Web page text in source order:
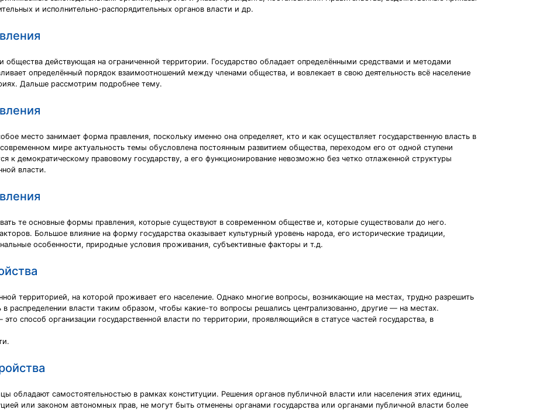
и исполнительно-распорядительных органов власти и др.
общества действующая на ограниченной территории. Государство обладает определёнными средствами и методами
определённый порядок взаимоотношений между членами общества, и вовлекает в свою деятельность всё население
Дальше рассмотрим подробнее тему.
место занимает форма правления, поскольку именно она определяет, кто и как осуществляет государственную власть в
мире актуальность темы обусловлена постоянным развитием общества, переходом его от одной ступени
к демократическому правовому государству, а его функционирование невозможно без четко отлаженной структуры
власти.
те основные формы правления, которые существуют в современном обществе и, которые существовали до него.
Большое влияние на форму государства оказывает культурный уровень народа, его исторические традиции,
особенности, природные условия проживания, субъективные факторы и т.д.
территорией, на которой проживает его население. Однако многие вопросы, возникающие на местах, трудно разрешить
в распределении власти таким образом, чтобы какие-то вопросы решались централизованно, другие — на местах.
способ организации государственной власти по территории, проявляющийся в статусе частей государства, в
обладают самостоятельностью в рамках конституции. Решения органов публичной власти или населения этих единиц,
или законом автономных прав, не могут быть отменены органами государства или органами публичной власти более